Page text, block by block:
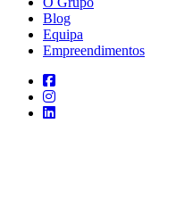
Blog
Equipa
Empreendimentos